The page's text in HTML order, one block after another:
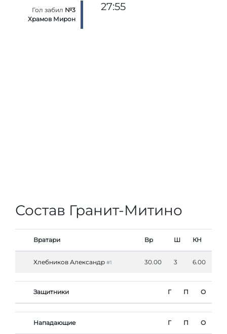
Гол забил №3
Храмов Мирон
27:55
Состав Гранит-Митино
Вратари Вр Ш КН
Хлебников Александр #1 30.00 3 6.00
Защитники Г П О
Нападающие Г П О